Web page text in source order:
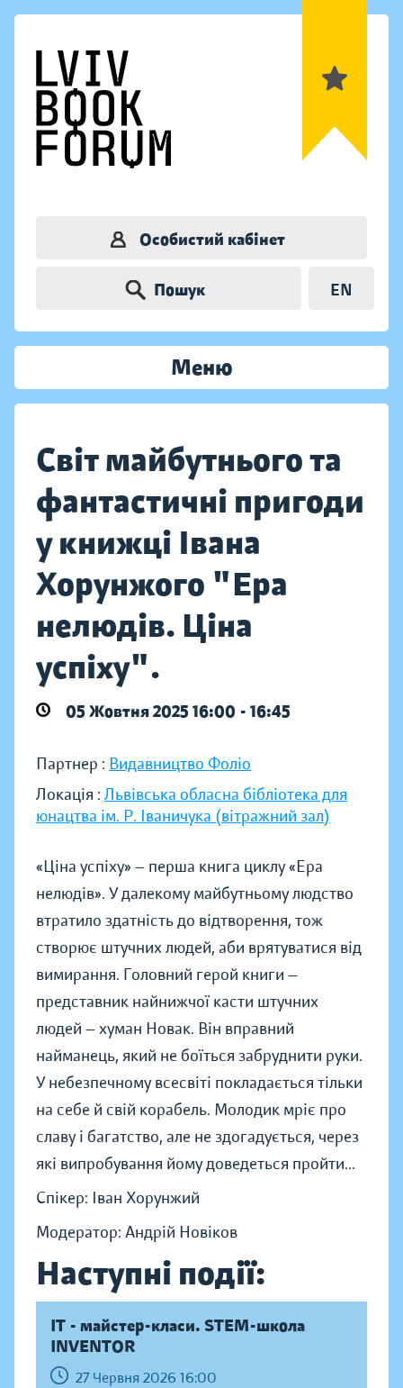
Особистий кабінет
Пошук EN
Меню
Світ майбутнього та
фантастичні пригоди
у книжці Івана
Хорунжого "Ера
нелюдів. Ціна
успіху".
05 Жовтня 2025 16:00 - 16:45
Партнер : Видавництво Фоліо
Локація : Львівська обласна бібліотека для
юнацтва ім. Р. Іваничука (вітражний зал)
«Ціна успіху» — перша книга циклу «Ера
нелюдів». У далекому майбутньому людство
втратило здатність до відтворення, тож
створює штучних людей, аби врятуватися від
вимирання. Головний герой книги —
представник найнижчої касти штучних
людей — хуман Новак. Він вправний
найманець, який не боїться забруднити руки.
У небезпечному всесвіті покладається тільки
на себе й свій корабель. Молодик мріє про
славу і багатство, але не здогадується, через
які випробування йому доведеться пройти...
Спікер: Іван Хорунжий
Модератор: Андрій Новіков
Наступні події:
IT - майстер-класи. STEM-школа
INVENTOR
27 Червня 2026 16:00